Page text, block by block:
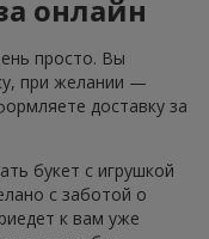
онлайн
просто. Вы
при желании —
доставку за
букет с игрушкой
с заботой о
к вам уже